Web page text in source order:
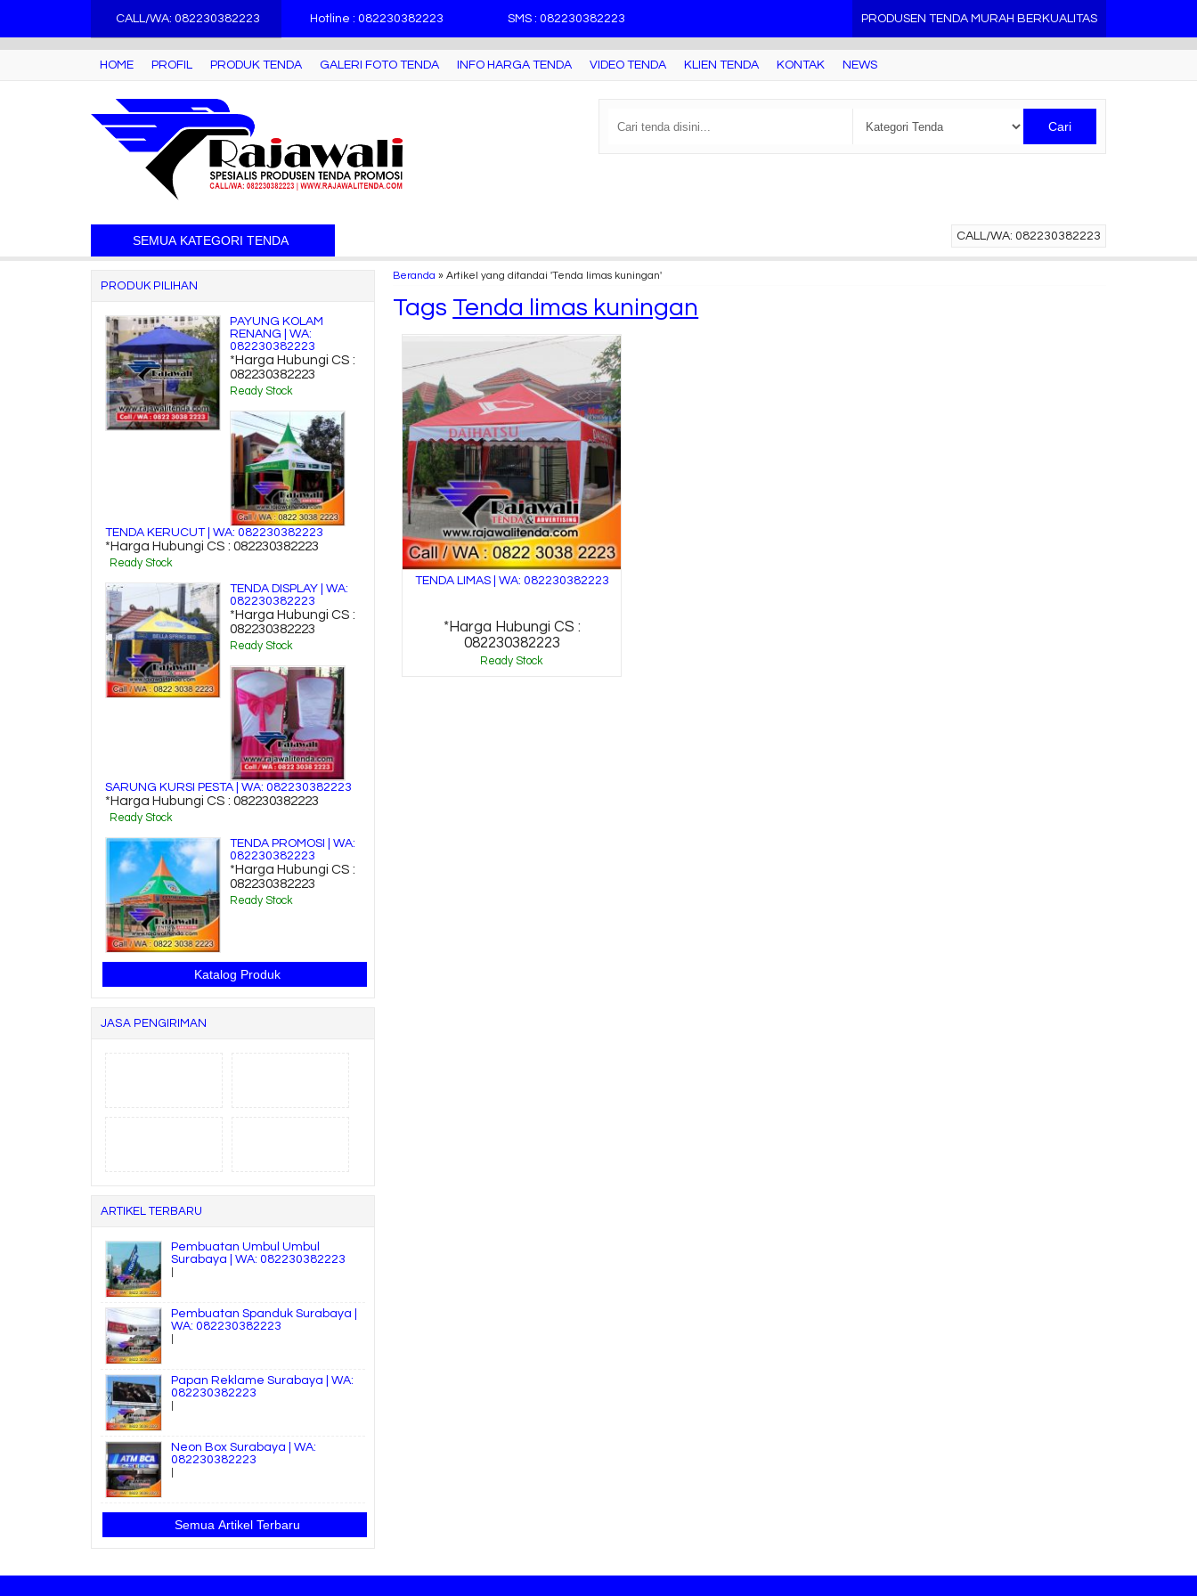
CALL/WA: 082230382223
Hotline : 082230382223 SMS : 082230382223 PRODUSEN TENDA MURAH BERKUALITAS
HOME PROFIL PRODUK TENDA GALERI FOTO TENDA INFO HARGA TENDA VIDEO TENDA KLIEN TENDA KONTAK NEWS
Cari
CALL/WA: 082230382223
SEMUA KATEGORI TENDA
Beranda »Artikel yang ditandai 'Tenda limas kuningan'
Tags Tenda limas kuningan
TENDA LIMAS | WA: 082230382223
*Harga Hubungi CS :
082230382223
Ready Stock
PRODUK PILIHAN
PAYUNG KOLAM
RENANG | WA:
082230382223
*Harga Hubungi CS :
082230382223
Ready Stock
TENDA KERUCUT | WA: 082230382223
*Harga Hubungi CS : 082230382223
Ready Stock
TENDA DISPLAY | WA:
082230382223
*Harga Hubungi CS :
082230382223
Ready Stock
SARUNG KURSI PESTA | WA: 082230382223
*Harga Hubungi CS : 082230382223
Ready Stock
TENDA PROMOSI | WA:
082230382223
*Harga Hubungi CS :
082230382223
Ready Stock
Katalog Produk
JASA PENGIRIMAN
ARTIKEL TERBARU
Pembuatan Umbul Umbul
Surabaya | WA: 082230382223
Pembuatan Spanduk Surabaya |
WA: 082230382223
Papan Reklame Surabaya | WA:
082230382223
Neon Box Surabaya | WA:
082230382223
Semua Artikel Terbaru